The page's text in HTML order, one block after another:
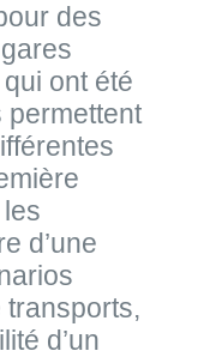
des
ont été
permettent
d’une
transports,
d’un